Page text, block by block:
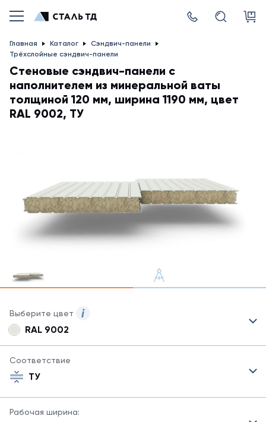
Главная Каталог
Сэндвич-панели
Трёхслойные сэндвич-панели
Стеновые сэндвич-панели с
наполнителем из минеральной ваты
толщиной 120 мм, ширина 1190 мм, цвет
RAL 9002, ТУ
Выберите цвет
сэндвич-
все
RAL 9002
Соответствие
ТУ
Рабочая ширина: